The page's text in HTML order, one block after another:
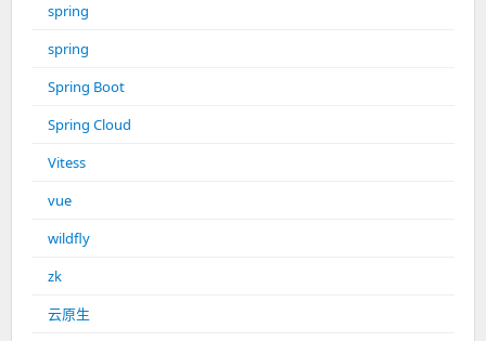
spring
spring
Spring Boot
Spring Cloud
Vitess
vue
wildfly
zk
云原生